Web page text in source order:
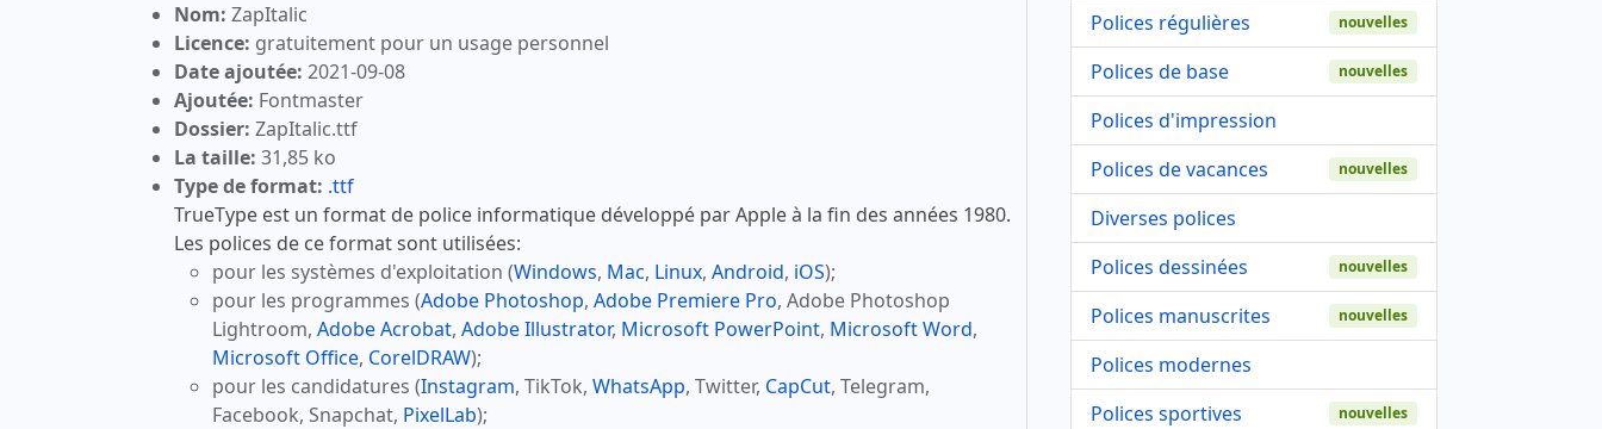
Nom: ZapItalic
Licence: gratuitement pour un usage personnel
Date ajoutée: 2021-09-08
Ajoutée: Fontmaster
Dossier: ZapItalic.ttf
La taille: 31,85 ko
Type de format: .ttf
TrueType est un format de police informatique développé par Apple à la fin des années 1980.
Les polices de ce format sont utilisées:
pour les systèmes d'exploitation (Windows, Mac, Linux, Android, iOS);
pour les programmes (Adobe Photoshop, Adobe Premiere Pro, Adobe Photoshop
Lightroom, Adobe Acrobat, Adobe Illustrator, Microsoft PowerPoint, Microsoft Word,
Microsoft Office, CorelDRAW);
pour les candidatures (Instagram, TikTok, WhatsApp, Twitter, CapCut, Telegram,
Facebook, Snapchat, PixelLab);
Polices régulières
nouvelles
Polices de base nouvelles
Polices d'impression
Polices de vacances
nouvelles
Diverses polices
Polices dessinées
nouvelles
Polices manuscrites nouvelles
Polices modernes
Polices sportives
nouvelles